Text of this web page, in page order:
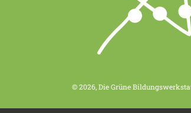
© 2026, Die Grüne